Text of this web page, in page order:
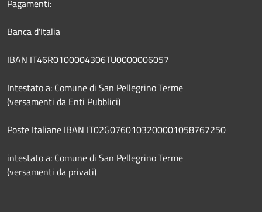
Pagamenti:
Banca d'Italia
IBAN IT46R0100004306TU0000006057
Intestato a: Comune di San Pellegrino Terme
(versamenti da Enti Pubblici)
Poste Italiane IBAN IT02G0760103200001058767250
intestato a: Comune di San Pellegrino Terme
(versamenti da privati)